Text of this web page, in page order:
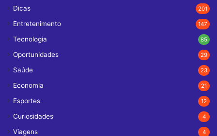
Dicas 201
Entretenimento 147
Tecnologia 85
Oportunidades 29
Saúde 23
Economia 21
Esportes 12
Curiosidades 4
Viagens 4